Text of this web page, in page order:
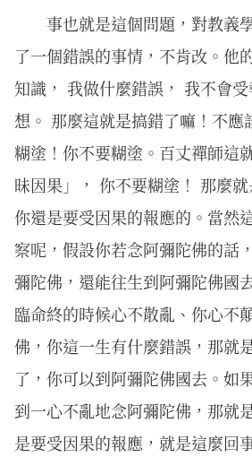
事也就是這個問題，對教義
了一個錯誤的事情，不肯改。他
知識， 我做什麼錯誤， 我不會
想。 那麼這就是搞錯了嘛！不應
糊塗！你不要糊塗。百丈禪師這
昧因果」， 你不要糊塗！ 那麼就
你還是要受因果的報應的。當然
察呢，假設你若念阿彌陀佛的話
彌陀佛，還能往生到阿彌陀佛國
臨命終的時候心不散亂、你心不
佛，你這一生有什麼錯誤，那就
了，你可以到阿彌陀佛國去。如
到一心不亂地念阿彌陀佛，那就
是要受因果的報應，就是這麼回